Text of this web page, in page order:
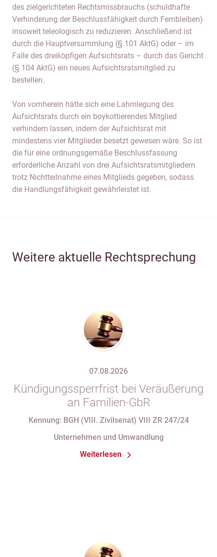
des zielgerichteten Rechtsmissbrauchs (schuldhafte
Verhinderung der Beschlussfähigkeit durch Fernbleiben)
insoweit teleologisch zu reduzieren. Anschließend ist
durch die Hauptversammlung (§ 101 AktG) oder – im
Falle des dreiköpfigen Aufsichtsrats – durch das Gericht
(§ 104 AktG) ein neues Aufsichtsratsmitglied zu
bestellen.
Von vornherein hätte sich eine Lahmlegung des
Aufsichtsrats durch ein boykottierendes Mitglied
verhindern lassen, indem der Aufsichtsrat mit
mindestens vier Mitglieder besetzt gewesen wäre. So ist
die für eine ordnungsgemäße Beschlussfassung
erforderliche Anzahl von drei Aufsichtsratsmitgliedern
trotz Nichtteilnahme eines Mitglieds gegeben, sodass
die Handlungsfähigkeit gewährleistet ist.
Weitere aktuelle Rechtsprechung
07.08.2026
Kündigungssperrfrist bei Veräußerung
an Familien-GbR
Kennung: BGH (VIII. Zivilsenat) VIII ZR 247/24
Unternehmen und Umwandlung
Weiterlesen